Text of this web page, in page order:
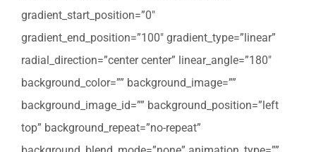
gradient_start_position=”0″
gradient_end_position=”100″ gradient_type=”linear”
radial_direction=”center center” linear_angle=”180″
background_color=”” background_image=””
background_image_id=”” background_position=”left
top” background_repeat=”no-repeat”